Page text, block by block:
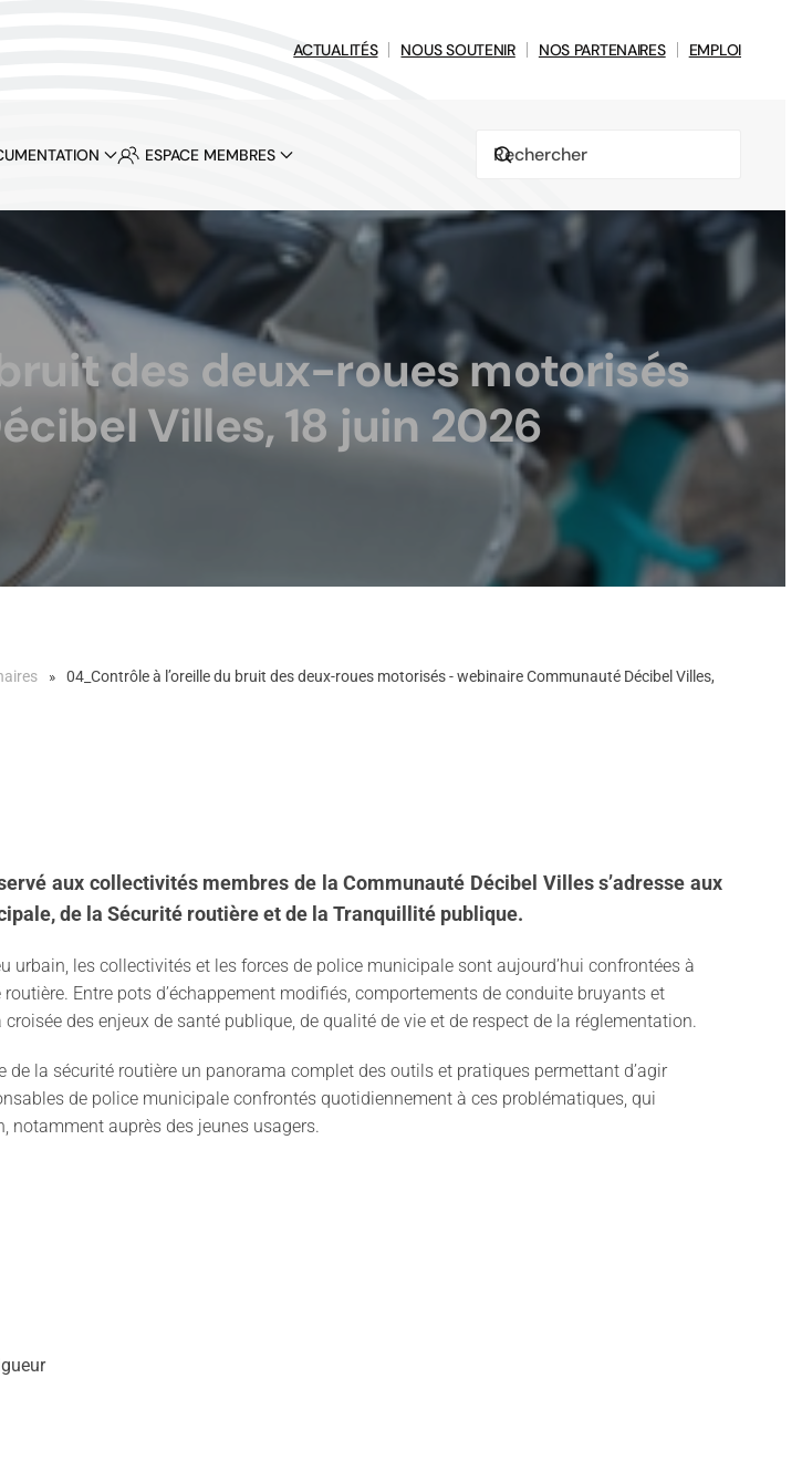
ACTUALITÉS NOUS SOUTENIR NOS PARTENAIRES EMPLOI
ESPACE MEMBRES
des deux-roues motorisés
Villes, 18 juin 2026
04_Contrôle à l’oreille du bruit des deux-roues motorisés - webinaire Communauté Décibel Villes,
aux collectivités membres de la Communauté Décibel Villes s’adresse aux
de la Sécurité routière et de la Tranquillité publique.
les collectivités et les forces de police municipale sont aujourd’hui confrontées à
Entre pots d’échappement modifiés, comportements de conduite bruyants et
des enjeux de santé publique, de qualité de vie et de respect de la réglementation.
la sécurité routière un panorama complet des outils et pratiques permettant d’agir
de police municipale confrontés quotidiennement à ces problématiques, qui
notamment auprès des jeunes usagers.